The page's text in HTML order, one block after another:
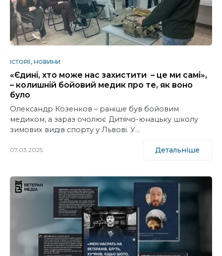
ІСТОРІЇ НОВИНИ
«Єдині, хто може нас захистити – це ми самі»,
– колишній бойовий медик про те, як воно
було
Олександр Козенков – раніше був бойовим
медиком, а зараз очолює Дитячо-юнацьку школу
зимових видів спорту у Львові. У…
07.03.2025 Детальніше